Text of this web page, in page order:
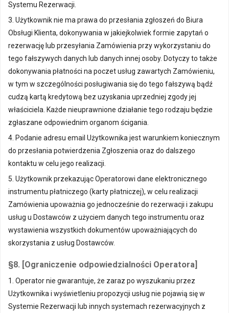
Systemu Rezerwacji.
3. Użytkownik nie ma prawa do przesłania zgłoszeń do Biura
Obsługi Klienta, dokonywania w jakiejkolwiek formie zapytań o
rezerwację lub przesyłania Zamówienia przy wykorzystaniu do
tego fałszywych danych lub danych innej osoby. Dotyczy to także
dokonywania płatności na poczet usług zawartych Zamówieniu,
w tym w szczególności posługiwania się do tego fałszywą bądź
cudzą kartą kredytową bez uzyskania uprzedniej zgody jej
właściciela. Każde nieuprawnione działanie tego rodzaju będzie
zgłaszane odpowiednim organom ścigania.
4. Podanie adresu email Użytkownika jest warunkiem koniecznym
do przesłania potwierdzenia Zgłoszenia oraz do dalszego
kontaktu w celu jego realizacji.
5. Użytkownik przekazując Operatorowi dane elektronicznego
instrumentu płatniczego (karty płatniczej), w celu realizacji
Zamówienia upoważnia go jednocześnie do rezerwacji i zakupu
usług u Dostawców z użyciem danych tego instrumentu oraz
wystawienia wszystkich dokumentów upoważniających do
skorzystania z usług Dostawców.
§8. [Ograniczenie odpowiedzialności Operatora]
1. Operator nie gwarantuje, że zaraz po wyszukaniu przez
Użytkownika i wyświetleniu propozycji usług nie pojawią się w
Systemie Rezerwacji lub innych systemach rezerwacyjnych z